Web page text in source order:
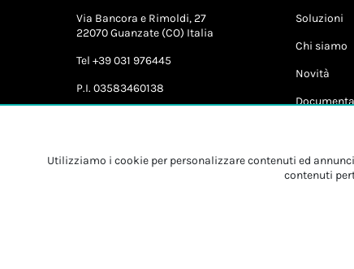
Via Bancora e Rimoldi, 27
22070 Guanzate (CO) Italia
Tel +39 031 976445
P.I. 03583460138
Soluzioni
Chi siamo
Novità
Utilizziamo i cookie per personalizzare contenuti ed
contenuti